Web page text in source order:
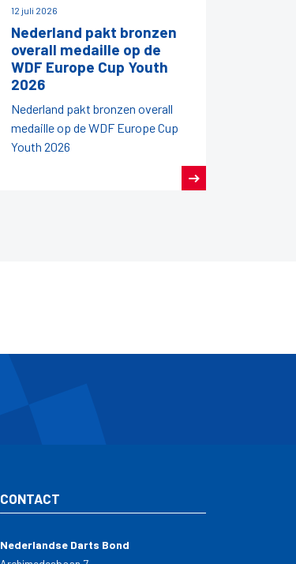
12 juli 2026
Nederland pakt bronzen
overall medaille op de
WDF Europe Cup Youth
2026
Nederland pakt bronzen overall
medaille op de WDF Europe Cup
Youth 2026
CONTACT
Nederlandse Darts Bond